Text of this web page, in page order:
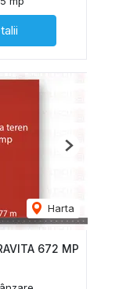
Harta
Next
672 MP